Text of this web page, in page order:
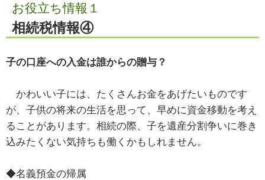
お役立ち情報１
相続税情報④
子の口座への入金は誰からの贈与？
かわいい子には、たくさんお金をあげたいものです
が、子供の将来の生活を思って、早めに資金移動を考え
ることがあります。相続の際、子を遺産分割争いに巻き
込みたくない気持ちも働くかもしれません。
◆名義預金の帰属